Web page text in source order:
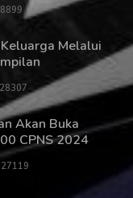
Melalui
28307
Akan Buka
CPNS 2024
27119